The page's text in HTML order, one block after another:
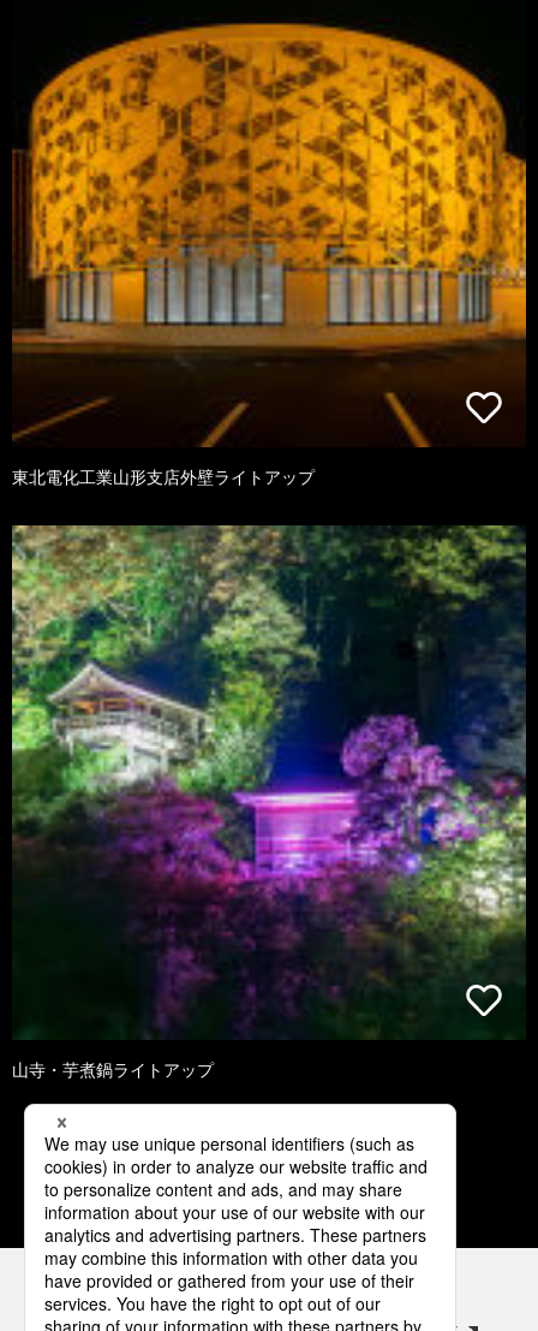
東北電化工業山形支店外壁ライトアップ
山寺・芋煮鍋ライトアップ
1 2 3 4 5
パナソニックの電気設備 SNSアカウント